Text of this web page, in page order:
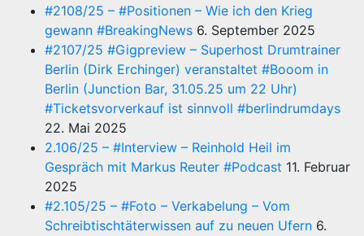
#2108/25 – #Positionen – Wie ich den Krieg
gewann #BreakingNews 6. September 2025
#2107/25 #Gigpreview – Superhost Drumtrainer
Berlin (Dirk Erchinger) veranstaltet #Booom in
Berlin (Junction Bar, 31.05.25 um 22 Uhr)
#Ticketsvorverkauf ist sinnvoll #berlindrumdays
22. Mai 2025
2.106/25 – #Interview – Reinhold Heil im
Gespräch mit Markus Reuter #Podcast 11. Februar
2025
#2.105/25 – #Foto – Verkabelung – Vom
Schreibtischtäterwissen auf zu neuen Ufern 6.